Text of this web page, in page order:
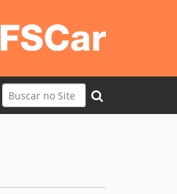
Busca
Busca Avançada…